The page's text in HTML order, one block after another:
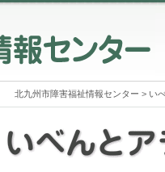
北九州市障害福祉情報センター > い